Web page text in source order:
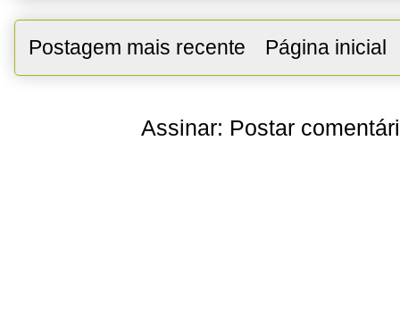
Postagem mais recente Página inicial
Assinar: Postar